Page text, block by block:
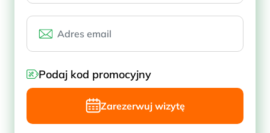
Podaj kod promocyjny
Zarezerwuj wizytę